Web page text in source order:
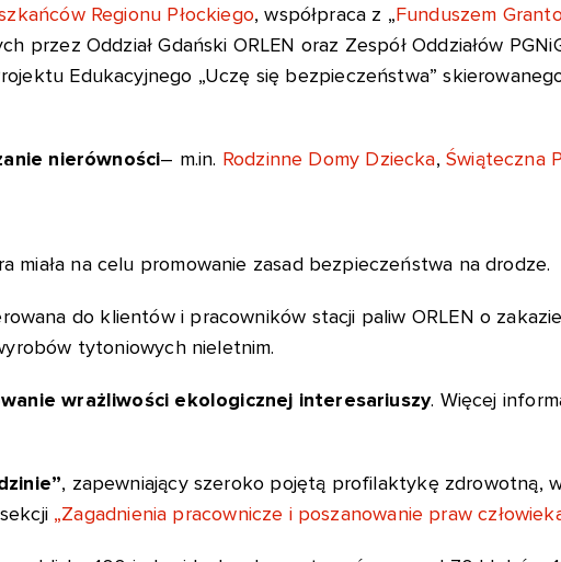
Regionu Płockiego, współpraca z „Funduszem
przez Oddział Gdański ORLEN oraz Zespół Oddziałów
Edukacyjnego „Uczę się bezpieczeństwa”
nierówności– m.in. Rodzinne Domy Dziecka, Świąteczna
miała na celu promowanie zasad bezpieczeństwa na drodze.
do klientów i pracowników stacji paliw ORLEN o
tytoniowych nieletnim.
wrażliwości ekologicznej interesariuszy. Więcej
, zapewniający szeroko pojętą profilaktykę zdrowotną,
„Zagadnienia pracownicze i poszanowanie praw